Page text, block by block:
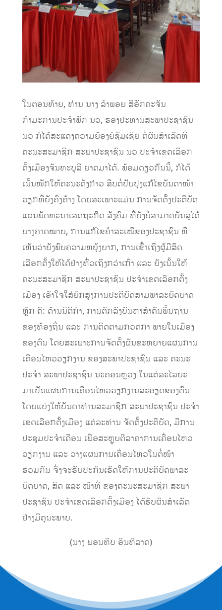
ໃນຕອນທ້າຍ, ທ່ານ ນາງ ລຳພອຍ ສີອັກຄະຈັນ
ກຳມະການປະຈຳພັກ ນວ, ຮອງປະທານສະພາປະຊາຊົນ
ນວ ກໍໄດ້ສະແດງຄວາມຍ້ອງຍໍຊົມເຊີຍ ຕໍ່ຜົນສຳເລັດທີ່
ຄະນະສະມາຊິກ ສະພາປະຊາຊົນ ນວ ປະຈຳເຂດເລືອກ
ຕັ້ງເມືອງຈັນທະບູລີ ຍາດມາໄດ້. ພ້ອມດຽວກັນນີ້, ກໍໄດ້
ເນັ້ນໜັກໃຫ້ຄະນະດັ່ງກ່າວ ສືບຕໍ່ປັບປຸງແກ້ໄຂບັນດາໜ້າ
ວຽກທີ່ຍັງຄົງຄ້າງ ໂດຍສະເພາະແມ່ນ ການຈັດຕັ້ງປະຕິບັດ
ແຜນພັດທະນາເສດຖະກິດ-ສັງຄົມ ທີ່ຍັງບໍ່ສາມາດບັນລຸໄດ້
ບາງຄາດໝາຍ, ການແກ້ໄຂຄຳສະເໜີຂອງປະຊາຊົນ ທີ່
ເຫັນວ່າຍັງພົບຄວາມຫຍຸ້ງຍາກ, ການເຂົ້າເຖິງຜູ້ມີສິດ
ເລືອກຕັ້ງໃຫ້ໄດ້ຢ່າງທົ່ວເຖິງກວ່າເກົ່າ ແລະ ຍັງເນັ້ນໃຫ້
ຄະນະສະມາຊິກ ສະພາປະຊາຊົນ ປະຈຳເຂດເລືອກຕັ້ງ
ເມືອງ ເອົາໃຈໃສ່ຍົກສູງການປະຕິບັດສາມພາລະບົດບາດ
ຫຼັກ ຄື: ດ້ານນິຕິກຳ, ການຕົກລົງບັນຫາສຳຄັນພື້ນຖານ
ຂອງທ້ອງຖິ່ນ ແລະ ການຕິດຕາມກວດກາ ພາຍໃນເມືອງ
ຂອງຕົນ ໂດຍສະເພາະການຈັດຕັ້ງຜັນຂະຫຍາຍແຜນການ
ເຄື່ອນໄຫວວຽກງານ ຂອງສະພາປະຊາຊົນ ແລະ ຄະນະ
ປະຈໍາ ສະພາປະຊາຊົນ ນະຄອນຫຼວງ ໃນແຕ່ລະໄລຍະ
ມາເປັນແຜນການເຄື່ອນໄຫວວຽກງານລະອຽດຂອງຕົນ
ໂດຍແບ່ງໃຫ້ບັນດາທ່ານສະມາຊິກ ສະພາປະຊາຊົນ ປະຈຳ
ເຂດເລືອກຕັ້ງເມືອງ ແຕ່ລະທ່ານ ຈັດຕັ້ງປະຕິບັດ, ມີການ
ປະຊຸມປະຈຳເດືອນ ເພື່ອສະຫຼຸບຕີລາຄາການເຄື່ອນໄຫວ
ວຽກງານ ແລະ ວາງແຜນການເຄື່ອນໄຫວໃນຕໍ່ໜ້າ
ຮ່ວມກັນ ຈຶ່ງຈະຮັບປະກັນເຮັດໃຫ້ການປະຕິບັດພາລະ
ບົດບາດ, ສິດ ແລະ ໜ້າທີ່ ຂອງຄະນະສະມາຊິກ ສະພາ
ປະຊາຊົນ ປະຈຳເຂດເລືອກຕັ້ງເມືອງ ໄດ້ຮັບຜົນສຳເລັດ
ຢ່າງມີຄຸນະພາບ.
(ນາງ ພອນທິບ ອິນທິລາດ)